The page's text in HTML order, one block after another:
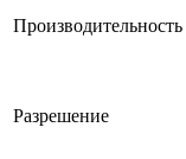
Производительность
Разрешение